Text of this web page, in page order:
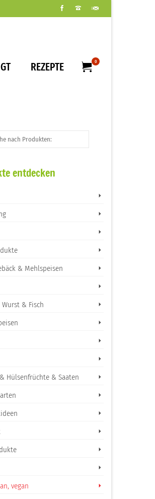
REZEPTE 0
Weizen Neustädter –
vegane
entdecken
& Mehlspeisen
& Fisch
Hülsenfrüchte & Saaten
vegan